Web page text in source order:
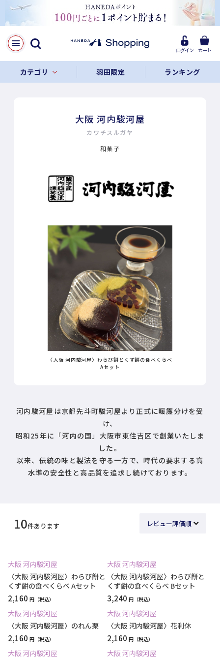
ログイン カート
カテゴリ 羽田限定 ランキング
〈大阪 河内駿河屋〉わらび餅とくず餅の食べくらべ
Aセット
大阪 河内駿河屋
カワチスルガヤ
和菓子
河内駿河屋は京都先斗町駿河屋より正式に暖簾分けを受
け、
昭和25年に「河内の国」大阪市東住吉区で創業いたしま
した。
以来、伝統の味と製法を守る一方で、時代の要求する高
水準の安全性と高品質を追求し続けております。
10件あります
大阪 河内駿河屋
〈大阪 河内駿河屋〉わらび餅と
くず餅の食べくらべ Aセット
2,160 円
大阪 河内駿河屋
〈大阪 河内駿河屋〉わらび餅と
くず餅の食べくらべ Bセット
3,240 円
大阪 河内駿河屋
〈大阪 河内駿河屋〉のれん栗
2,160 円
大阪 河内駿河屋
〈大阪 河内駿河屋〉花利休
2,160 円
大阪 河内駿河屋
大阪 河内駿河屋